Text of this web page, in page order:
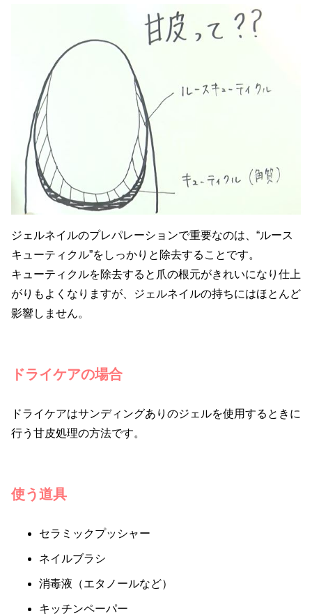
ジェルネイルのプレパレーションで重要なのは、“ルース
キューティクル”をしっかりと除去することです。
キューティクルを除去すると爪の根元がきれいになり仕上
がりもよくなりますが、ジェルネイルの持ちにはほとんど
影響しません。
ドライケアの場合
ドライケアはサンディングありのジェルを使用するときに
行う甘皮処理の方法です。
使う道具
セラミックプッシャー
ネイルブラシ
消毒液（エタノールなど）
キッチンペーパー